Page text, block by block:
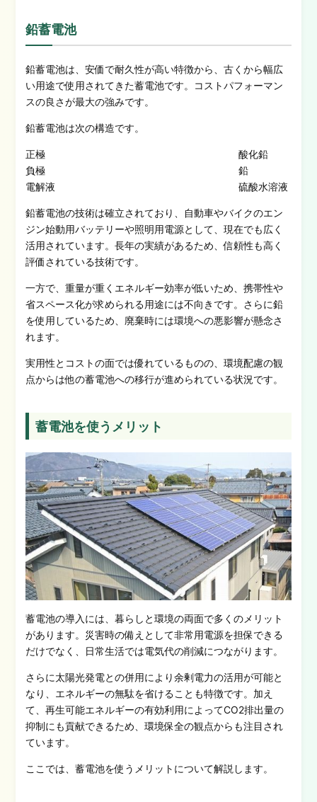
鉛蓄電池
鉛蓄電池は、安価で耐久性が高い特徴から、古くから幅広
い用途で使用されてきた蓄電池です。コストパフォーマン
スの良さが最大の強みです。
鉛蓄電池は次の構造です。
正極
酸化鉛
負極
鉛
電解液
硫酸水溶液
鉛蓄電池の技術は確立されており、自動車やバイクのエン
ジン始動用バッテリーや照明用電源として、現在でも広く
活用されています。長年の実績があるため、信頼性も高く
評価されている技術です。
一方で、重量が重くエネルギー効率が低いため、携帯性や
省スペース化が求められる用途には不向きです。さらに鉛
を使用しているため、廃棄時には環境への悪影響が懸念さ
れます。
実用性とコストの面では優れているものの、環境配慮の観
点からは他の蓄電池への移行が進められている状況です。
蓄電池を使うメリット
蓄電池の導入には、暮らしと環境の両面で多くのメリット
があります。災害時の備えとして非常用電源を担保できる
だけでなく、日常生活では電気代の削減につながります。
さらに太陽光発電との併用により余剰電力の活用が可能と
なり、エネルギーの無駄を省けることも特徴です。加え
て、再生可能エネルギーの有効利用によってCO2排出量の
抑制にも貢献できるため、環境保全の観点からも注目され
ています。
ここでは、蓄電池を使うメリットについて解説します。